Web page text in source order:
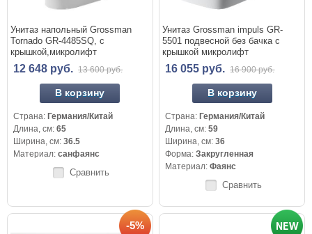
Унитаз напольный Grossman
Tornado GR-4485SQ, с
крышкой,микролифт
12 648 руб. 13 600 руб.
В корзину
Страна: Германия/Китай
Длина, см:65
Ширина, см:36.5
Материал:санфаянс
Сравнить
Унитаз Grossman impuls GR-
5501 подвесной без бачка с
крышкой микролифт
16 055 руб. 16 900 руб.
В корзину
Страна: Германия/Китай
Длина, см:59
Ширина, см:36
Форма:Закругленная
Материал:Фаянс
Сравнить
-5%